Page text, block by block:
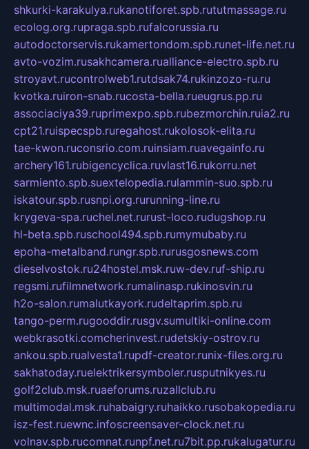
shkurki-karakulya.rukanotiforet.spb.rututmassage.ru
ecolog.org.rupraga.spb.rufalcorussia.ru
autodoctorservis.rukamertondom.spb.runet-life.net.ru
avto-vozim.rusakhcamera.rualliance-electro.spb.ru
stroyavt.rucontrolweb1.rutdsak74.rukinzozo-ru.ru
kvotka.ruiron-snab.rucosta-bella.rueugrus.pp.ru
associaciya39.ruprimexpo.spb.rubezmorchin.ruia2.ru
cpt21.ruispecspb.ruregahost.rukolosok-elita.ru
tae-kwon.ruconsrio.com.ruinsiam.ruavegainfo.ru
archery161.rubigencyclica.ruvlast16.rukorru.net
sarmiento.spb.suextelopedia.rulammin-suo.spb.ru
iskatour.spb.rusnpi.org.rurunning-line.ru
krygeva-spa.ruchel.net.rurust-loco.rudugshop.ru
hl-beta.spb.ruschool494.spb.rumymubaby.ru
epoha-metalband.rungr.spb.rurusgosnews.com
dieselvostok.ru24hostel.msk.ruw-dev.ruf-ship.ru
regsmi.rufilmnetwork.rumalinasp.rukinosvin.ru
h2o-salon.rumalutkayork.rudeltaprim.spb.ru
tango-perm.rugooddir.rusgv.sumultiki-online.com
webkrasotki.comcherinvest.rudetskiy-ostrov.ru
ankou.spb.rualvesta1.rupdf-creator.runix-files.org.ru
sakhatoday.ruelektrikersymboler.rusputnikyes.ru
golf2club.msk.ruaeforums.ruzallclub.ru
multimodal.msk.ruhabaigry.ruhaikko.rusobakopedia.ru
isz-fest.ruewnc.infoscreensaver-clock.net.ru
volnav.spb.rucomnat.runpf.net.ru7bit.pp.rukalugatur.ru